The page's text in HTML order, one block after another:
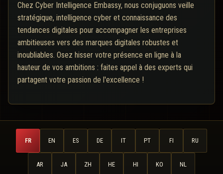
Chez Cyber Intelligence Embassy, nous conjuguons veille
stratégique, intelligence cyber et connaissance des
tendances digitales pour accompagner les entreprises
ambitieuses vers des marques digitales robustes et
inoubliables. Osez hisser votre présence en ligne à la
hauteur de vos ambitions : faites appel à des experts qui
partagent votre passion de l'excellence !
FR EN ES DE IT PT FI RU
AR JA ZH HE HI KO NL